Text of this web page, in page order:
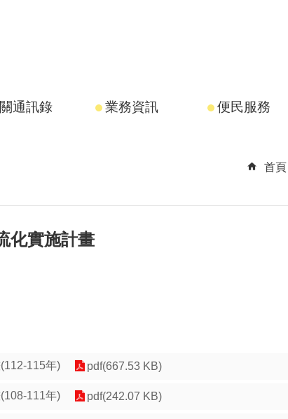
通訊錄 業務資訊 便民服務
首頁
化實施計畫
115年) pdf(667.53 KB)
111年) pdf(242.07 KB)